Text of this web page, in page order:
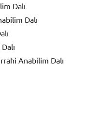
Dalı
Dalı
Anabilim Dalı